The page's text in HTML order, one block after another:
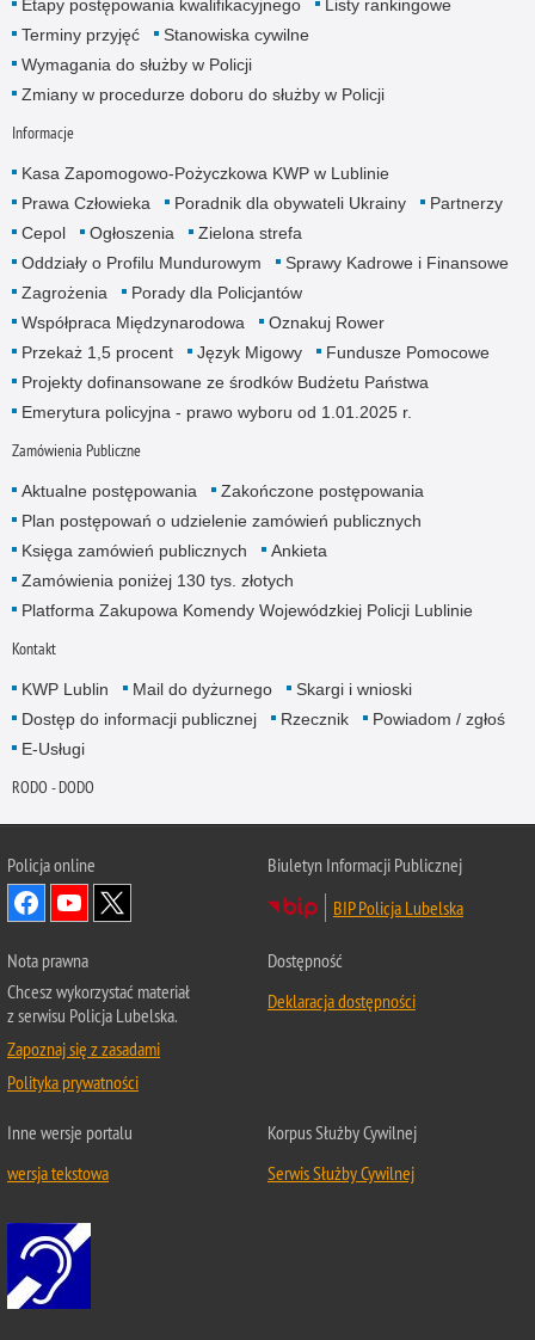
Etapy postępowania kwalifikacyjnego
Listy rankingowe
Terminy przyjęć
Stanowiska cywilne
Wymagania do służby w Policji
Zmiany w procedurze doboru do służby w Policji
Informacje
Kasa Zapomogowo-Pożyczkowa KWP w Lublinie
Prawa Człowieka
Poradnik dla obywateli Ukrainy
Partnerzy
Cepol
Ogłoszenia
Zielona strefa
Oddziały o Profilu Mundurowym
Sprawy Kadrowe i Finansowe
Zagrożenia
Porady dla Policjantów
Współpraca Międzynarodowa
Oznakuj Rower
Przekaż 1,5 procent
Język Migowy
Fundusze Pomocowe
Projekty dofinansowane ze środków Budżetu Państwa
Emerytura policyjna - prawo wyboru od 1.01.2025 r.
Zamówienia Publiczne
Aktualne postępowania
Zakończone postępowania
Plan postępowań o udzielenie zamówień publicznych
Księga zamówień publicznych
Ankieta
Zamówienia poniżej 130 tys. złotych
Platforma Zakupowa Komendy Wojewódzkiej Policji Lublinie
Kontakt
KWP Lublin Mail do dyżurnego
Skargi i wnioski
Dostęp do informacji publicznej
Rzecznik
Powiadom / zgłoś
E-Usługi
RODO - DODO
Policja online
Biuletyn Informacji Publicznej
BIP Policja Lubelska
Nota prawna
Chcesz wykorzystać materiał
z serwisu Policja Lubelska.
Zapoznaj się z zasadami
Polityka prywatności
Dostępność
Deklaracja dostępności
Inne wersje portalu
wersja tekstowa
Korpus Służby Cywilnej
Serwis Służby Cywilnej